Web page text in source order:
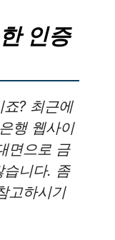
인증
죠? 최근에
행 웹사이
면으로 금
습니다. 좀
고하시기